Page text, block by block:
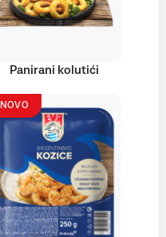
Panirani kolutići
NOVO